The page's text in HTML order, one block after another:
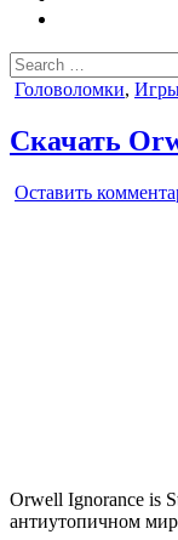
Search
for:
Posted
Головоломки,
Скачать
Оставить
Orwell Ignorance is
антиутопичном